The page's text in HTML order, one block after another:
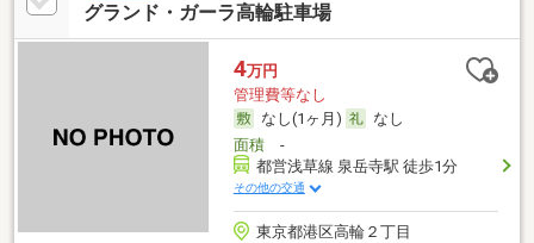
グランド・ガーラ高輪駐車場
4万円
管理費等なし
なし(1ヶ月)
なし
面積-
都営浅草線 泉岳寺駅 徒歩1分
その他の交通
東京都港区高輪２丁目